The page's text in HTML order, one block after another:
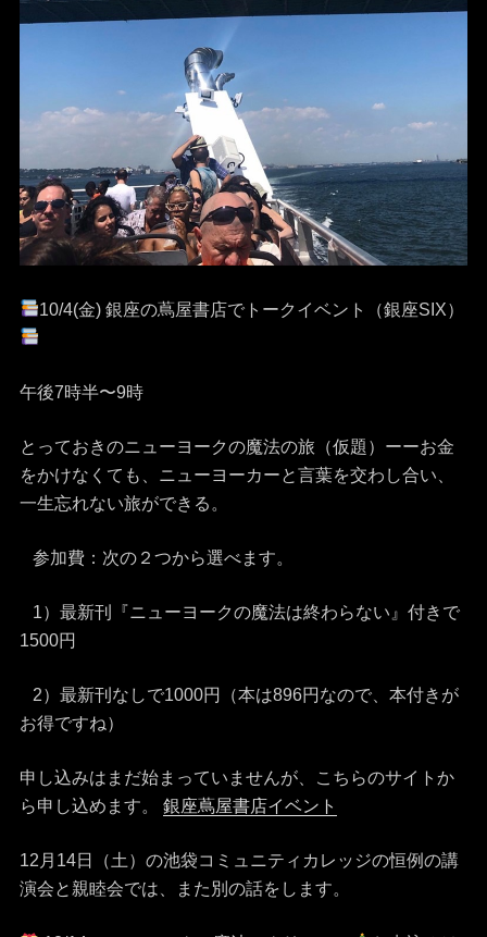
10/4(金) 銀座の蔦屋書店でトークイベント（銀座SIX）
午後7時半〜9時
とっておきのニューヨークの魔法の旅（仮題）ーーお金
をかけなくても、ニューヨーカーと言葉を交わし合い、
一生忘れない旅ができる。
参加費：次の２つから選べます。
1）最新刊『ニューヨークの魔法は終わらない』付きで
1500円
2）最新刊なしで1000円（本は896円なので、本付きが
お得ですね）
申し込みはまだ始まっていませんが、こちらのサイトか
ら申し込めます。 銀座蔦屋書店イベント
12月14日（土）の池袋コミュニティカレッジの恒例の講
演会と親睦会では、また別の話をします。